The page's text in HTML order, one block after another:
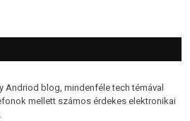
Andriod blog, mindenféle tech témával
mellett számos érdekes elektronikai